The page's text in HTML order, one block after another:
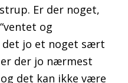
Er der noget,
og
det jo et noget sært
der jo nærmest
det kan ikke være